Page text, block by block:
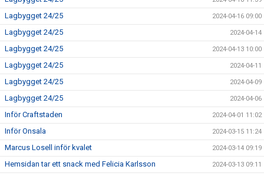
Lagbygget 24/25 2024-04-16 09:00
Lagbygget 24/25 2024-04-14
Lagbygget 24/25 2024-04-13 10:00
Lagbygget 24/25 2024-04-11
Lagbygget 24/25 2024-04-09
Lagbygget 24/25 2024-04-06
Inför Craftstaden 2024-04-01 11:02
Inför Onsala 2024-03-15 11:24
Marcus Losell inför kvalet 2024-03-14 09:19
Hemsidan tar ett snack med Felicia Karlsson 2024-03-13 09:11